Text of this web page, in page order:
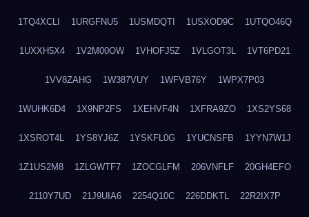
1TQ4XCLI 1URGFNU5 1USMDQTI 1USXOD9C 1UTQO46Q
1UXXH5X4 1V2M00OW 1VHOFJ5Z 1VLGOT3L 1VT6PD21
1VV8ZAHG 1W387VUY 1WFVB76Y 1WPX7P03
1WUHK6D4 1X9NP2FS 1XEHVF4N 1XFRA9ZO 1XS2YS68
1XSROT4L 1YS8YJ6Z 1YSKFL0G 1YUCNSFB 1YYN7W1J
1Z1US2M8 1ZLGWTF7 1ZOCGLFM 206VNFLF 20GH4EFO
2110Y7UD 21J9UIA6 2254Q10C 226DDKTL 22R2IX7P